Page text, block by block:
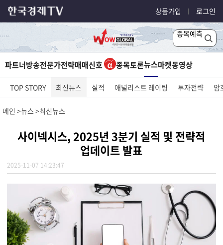
상품가입 로그인
종목예측
파트너방송전문가전략매매신호 종목토론뉴스마켓동영상
TOP STORY 최신뉴스 실적 애널리스트 레이팅 투자전략 암
메인 뉴스 최신뉴스
사이넥시스, 2025년 3분기 실적 및 전략적
업데이트 발표
2025-11-07 14:23:47